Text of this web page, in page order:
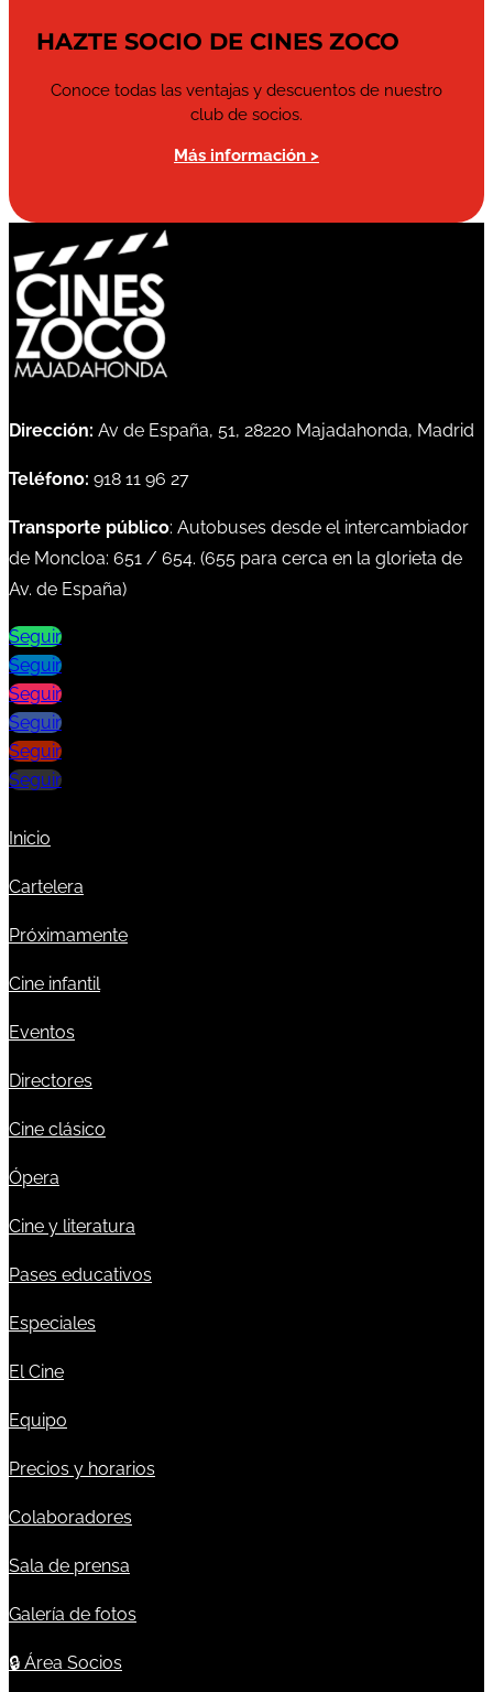
HAZTE SOCIO DE CINES ZOCO
Conoce todas las ventajas y descuentos de nuestro
club de socios.
Más información >
Dirección: Av de España, 51, 28220 Majadahonda, Madrid
Teléfono: 918 11 96 27
Transporte público: Autobuses desde el intercambiador
de Moncloa: 651 / 654. (655 para cerca en la glorieta de
Av. de España)
Seguir
Seguir
Seguir
Seguir
Seguir
Seguir
Inicio
Cartelera
Próximamente
Cine infantil
Eventos
Directores
Cine clásico
Ópera
Cine y literatura
Pases educativos
Especiales
El Cine
Equipo
Precios y horarios
Colaboradores
Sala de prensa
Galería de fotos
🔒 Área Socios